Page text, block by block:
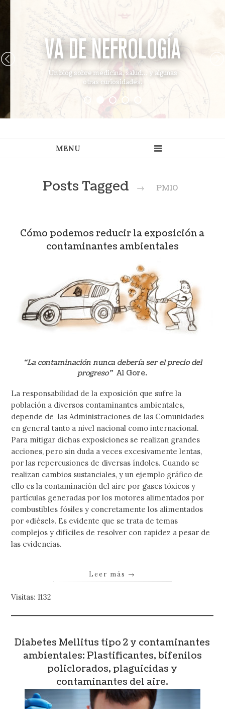
VA DE NEFROLOGÍA
Un blog sobre medicina, salud... y algunas
otras curiosidades.
Posts Tagged → PM10
Cómo podemos reducir la exposición a
contaminantes ambientales
“La contaminación nunca debería ser el precio del
progreso” Al Gore.
La responsabilidad de la exposición que sufre la
población a diversos contaminantes ambientales,
depende de las Administraciones de las Comunidades
en general tanto a nivel nacional como internacional.
Para mitigar dichas exposiciones se realizan grandes
acciones, pero sin duda a veces excesivamente lentas,
por las repercusiones de diversas índoles. Cuando se
realizan cambios sustanciales, y un ejemplo gráfico de
ello es la contaminación del aire por gases tóxicos y
partículas generadas por los motores alimentados por
combustibles fósiles y concretamente los alimentados
por «diésel». Es evidente que se trata de temas
complejos y difíciles de resolver con rapidez a pesar de
las evidencias.
Leer más →
Visitas: 1132
Diabetes Mellitus tipo 2 y contaminantes
ambientales: Plastificantes, bifenilos
policlorados, plaguicidas y
contaminantes del aire.